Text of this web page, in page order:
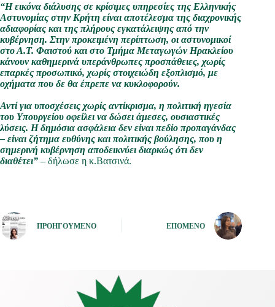
“Η εικόνα διάλυσης σε κρίσιμες υπηρεσίες της Ελληνικής
Αστυνομίας στην Κρήτη είναι αποτέλεσμα της διαχρονικής
αδιαφορίας και της πλήρους εγκατάλειψης από την
κυβέρνηση. Στην προκειμένη περίπτωση, οι αστυνομικοί
στο Α.Τ. Φαιστού και στο Τμήμα Μεταγωγών Ηρακλείου
κάνουν καθημερινά υπεράνθρωπες προσπάθειες, χωρίς
επαρκές προσωπικό, χωρίς στοιχειώδη εξοπλισμό, με
οχήματα που δε θα έπρεπε να κυκλοφορούν.
Αντί για υποσχέσεις χωρίς αντίκρισμα, η πολιτική ηγεσία
του Υπουργείου οφείλει να δώσει άμεσες, ουσιαστικές
λύσεις. Η δημόσια ασφάλεια δεν είναι πεδίο προπαγάνδας
– είναι ζήτημα ευθύνης και πολιτικής βούλησης, που η
σημερινή κυβέρνηση αποδεικνύει διαρκώς ότι δεν
διαθέτει” – δήλωσε η κ.Βατσινά.
ΠΡΟΗΓΟΎΜΕΝΟ ΕΠΌΜΕΝΟ